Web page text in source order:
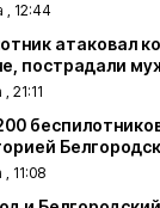
, 12:44
атаковал
пострадали
21:11
, 11:08